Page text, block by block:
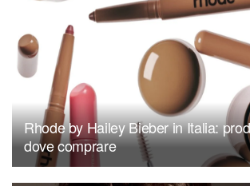
Rhode by Hailey Bieber in Italia:
dove comprare